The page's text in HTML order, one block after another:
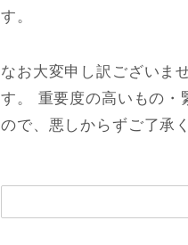
す。
なお大変申し訳ございま
す。
重要度の高いもの・
ので、悪しからずご了承